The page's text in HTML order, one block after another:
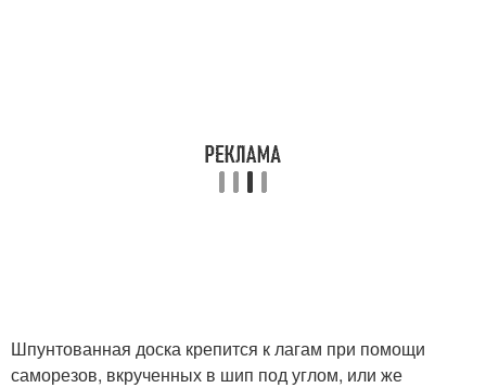
Шпунтованная доска крепится к лагам при помощи
саморезов, вкрученных в шип под углом, или же